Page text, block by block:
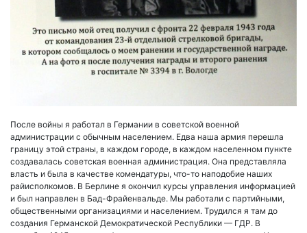
После войны я работал в Германии в советской военной
администрации с обычным населением. Едва наша армия перешла
границу этой страны, в каждом городе, в каждом населенном пункте
создавалась советская военная администрация. Она представляла
власть и была в качестве комендатуры, что-то наподобие наших
райисполкомов. В Берлине я окончил курсы управления информацией
и был направлен в Бад-Фрайенвальде. Мы работали с партийными,
общественными организациями и населением. Трудился я там до
создания Германской Демократической Республики — ГДР. В